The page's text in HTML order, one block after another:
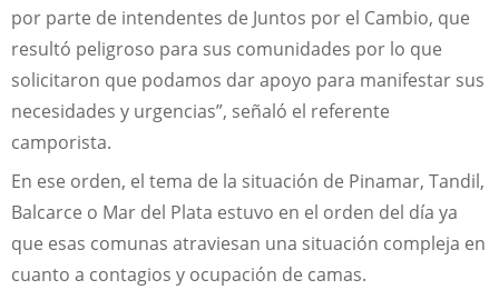
por parte de intendentes de Juntos por el Cambio, que
resultó peligroso para sus comunidades por lo que
solicitaron que podamos dar apoyo para manifestar sus
necesidades y urgencias”, señaló el referente
camporista.
En ese orden, el tema de la situación de Pinamar, Tandil,
Balcarce o Mar del Plata estuvo en el orden del día ya
que esas comunas atraviesan una situación compleja en
cuanto a contagios y ocupación de camas.